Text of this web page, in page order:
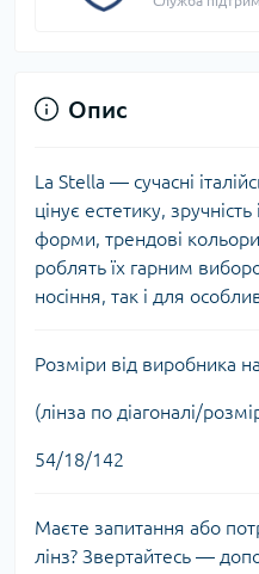
Опис
La Stella — сучасні
цінує естетику,
форми, трендові кольори
роблять їх гарним
носіння, так і для
Розміри від виробника
(лінза по діагоналі/
54/18/142
Маєте запитання або
лінз? Звертайтесь —